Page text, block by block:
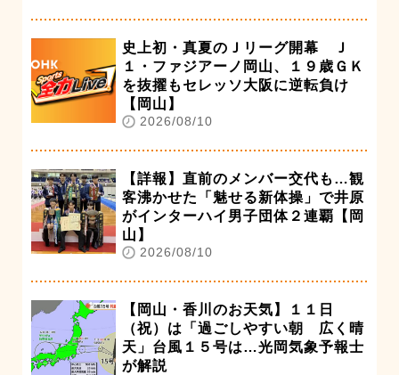
史上初・真夏のＪリーグ開幕 Ｊ
１・ファジアーノ岡山、１９歳ＧＫ
を抜擢もセレッソ大阪に逆転負け
【岡山】
2026/08/10
【詳報】直前のメンバー交代も…観
客沸かせた「魅せる新体操」で井原
がインターハイ男子団体２連覇【岡
山】
2026/08/10
【岡山・香川のお天気】１１日
（祝）は「過ごしやすい朝 広く晴
天」台風１５号は…光岡気象予報士
が解説